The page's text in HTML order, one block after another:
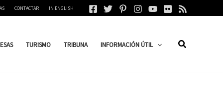
CONTACTAR IN ENGLISH
TURISMO TRIBUNA INFORMACIÓN ÚTIL